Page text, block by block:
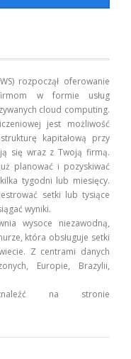
rozpoczął oferowanie
w formie usług
cloud computing.
jest możliwość
kapitałową przy
się wraz z Twoją firmą.
planować i pozyskiwać
tygodni lub miesięcy.
setki lub tysiące
wyniki.
wysoce niezawodną,
która obsługuje setki
Z centrami danych
Europie, Brazylii,
na stronie